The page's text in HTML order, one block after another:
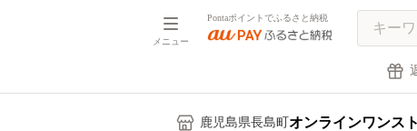
メニュー
Pontaポイントでふるさと納税
鹿児島県長島町 オンラインワンス